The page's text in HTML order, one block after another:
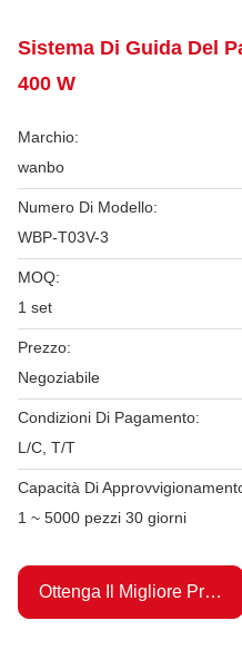
Sistema Di Guida Del
400 W
Marchio:
wanbo
Numero Di Modello:
WBP-T03V-3
MOQ:
1 set
Prezzo:
Negoziabile
Condizioni Di Pagamento:
L/C, T/T
Capacità Di
1 ~ 5000 pezzi 30 giorni
Ottenga Il Migliore Prezzo